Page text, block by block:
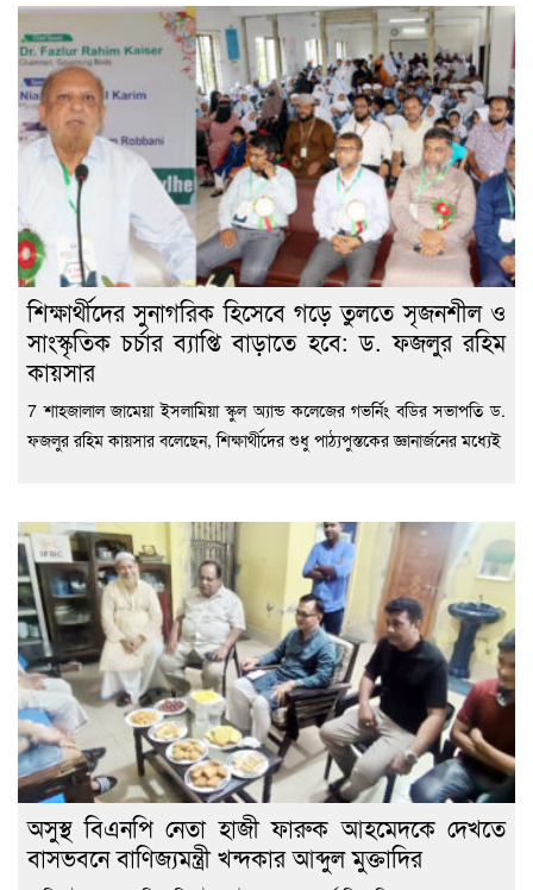
শিক্ষার্থীদের সুনাগরিক হিসেবে গড়ে তুলতে সৃজনশীল ও
সাংস্কৃতিক চর্চার ব্যাপ্তি বাড়াতে হবে: ড. ফজলুর রহিম
কায়সার
7 শাহজালাল জামেয়া ইসলামিয়া স্কুল অ্যান্ড কলেজের গভর্নিং বডির সভাপতি ড.
ফজলুর রহিম কায়সার বলেছেন, শিক্ষার্থীদের শুধু পাঠ্যপুস্তকের জ্ঞানার্জনের মধ্যেই
অসুস্থ বিএনপি নেতা হাজী ফারুক আহমেদকে দেখতে
বাসভবনে বাণিজ্যমন্ত্রী খন্দকার আব্দুল মুক্তাদির